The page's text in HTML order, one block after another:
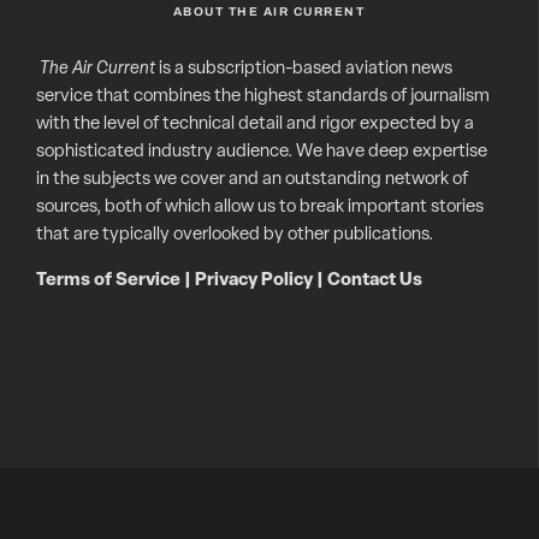
ABOUT THE AIR CURRENT
The Air Currentis a subscription-based aviation news
service that combines the highest standards of journalism
with the level of technical detail and rigor expected by a
sophisticated industry audience. We have deep expertise
in the subjects we cover and an outstanding network of
sources, both of which allow us to break important stories
that are typically overlooked by other publications.
Terms of Service Privacy Policy| Contact Us